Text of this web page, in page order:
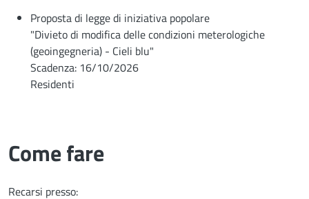
Proposta di legge di iniziativa popolare
"Divieto di modifica delle condizioni meterologiche
(geoingegneria) - Cieli blu"
Scadenza: 16/10/2026
Residenti
Come fare
Recarsi presso: